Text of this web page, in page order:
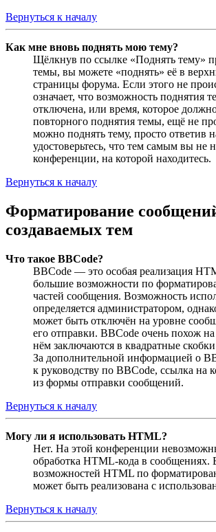
Вернуться к началу
Как мне вновь поднять мою тему?
Щёлкнув по ссылке «Поднять тему»
темы, вы можете «поднять» её в
страницы форума. Если этого не
означает, что возможность поднятия
отключена, или время, которое
повторного поднятия темы, ещё не
можно поднять тему, просто ответив
удостоверьтесь, что тем самым вы не
конференции, на которой находитесь.
Вернуться к началу
Форматирование
создаваемых тем
Что такое BBCode?
BBCode — это особая реализация
большие возможности по
частей сообщения. Возможность
определяется администратором,
может быть отключён на уровне
его отправки. BBCode очень похож
нём заключаются в квадратные
За дополнительной информацией о
к руководству по BBCode, ссылка на
из формы отправки сообщений.
Вернуться к началу
Могу ли я использовать HTML?
Нет. На этой конференции
обработка HTML-кода в сообщениях.
возможностей HTML по
может быть реализована с
Вернуться к началу